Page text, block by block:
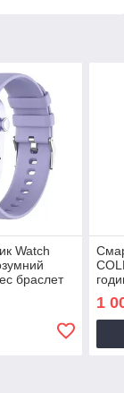
Watch
браслет
1